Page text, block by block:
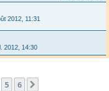
2012, 11:31
2012, 14:30
5 6